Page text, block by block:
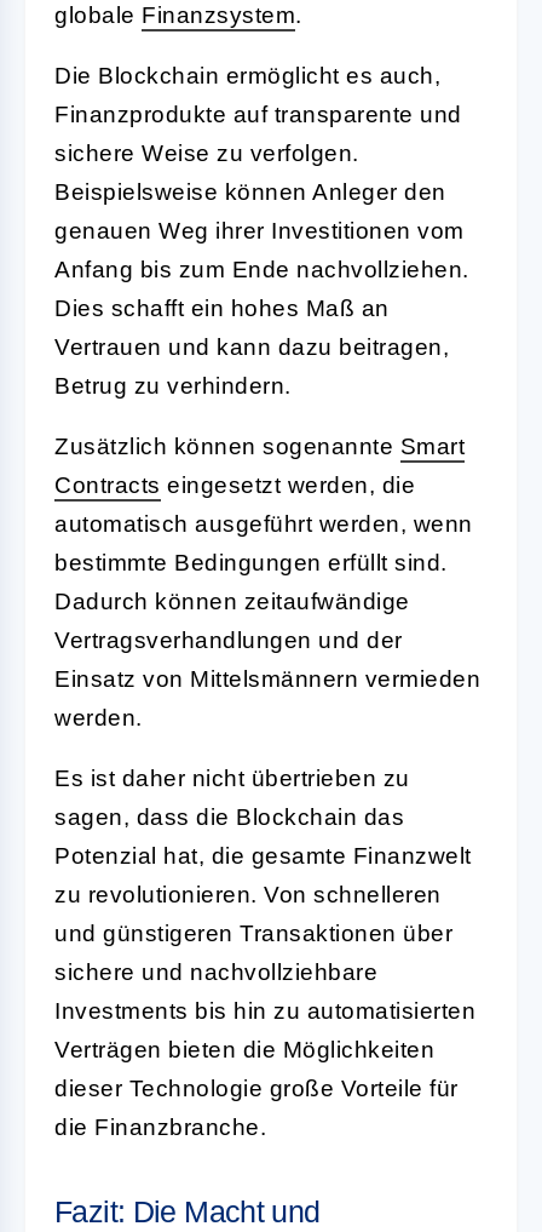
globale Finanzsystem.
Die Blockchain ermöglicht es auch,
Finanzprodukte auf transparente und
sichere Weise zu verfolgen.
Beispielsweise können Anleger den
genauen Weg ihrer Investitionen vom
Anfang bis zum Ende nachvollziehen.
Dies schafft ein hohes Maß an
Vertrauen und kann dazu beitragen,
Betrug zu verhindern.
Zusätzlich können sogenannte Smart
Contracts eingesetzt werden, die
automatisch ausgeführt werden, wenn
bestimmte Bedingungen erfüllt sind.
Dadurch können zeitaufwändige
Vertragsverhandlungen und der
Einsatz von Mittelsmännern vermieden
werden.
Es ist daher nicht übertrieben zu
sagen, dass die Blockchain das
Potenzial hat, die gesamte Finanzwelt
zu revolutionieren. Von schnelleren
und günstigeren Transaktionen über
sichere und nachvollziehbare
Investments bis hin zu automatisierten
Verträgen bieten die Möglichkeiten
dieser Technologie große Vorteile für
die Finanzbranche.
Fazit: Die Macht und